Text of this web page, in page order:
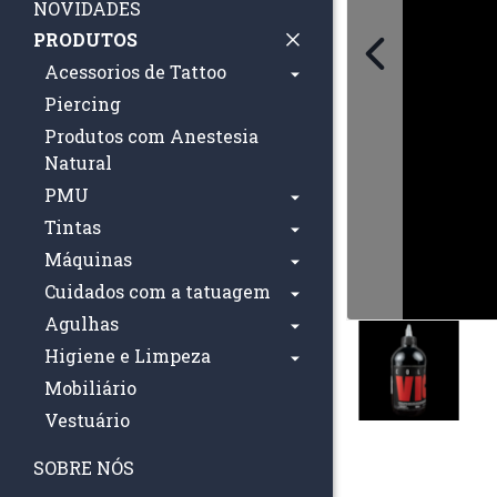
NOVIDADES
PRODUTOS
Acessorios de Tattoo
Piercing
Produtos com Anestesia
Natural
PMU
Tintas
Máquinas
Cuidados com a tatuagem
Agulhas
Higiene e Limpeza
Mobiliário
Vestuário
SOBRE NÓS